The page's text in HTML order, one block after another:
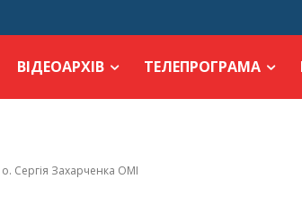
ВІДЕОАРХІВ ТЕЛЕПРОГРАМА
Сергія Захарченка ОМІ